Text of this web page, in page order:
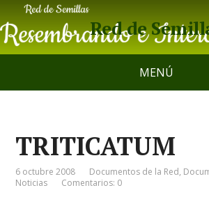
Red de
MENÚ
TRITICATUM
6 octubre 2008 Documentos de la Red,
Noticias
Comentarios: 0